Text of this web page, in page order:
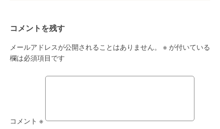
イ
ズ
コメントを残す
メールアドレスが公開されることはありません。 ※ が付いている
欄は必須項目です
コメント ※